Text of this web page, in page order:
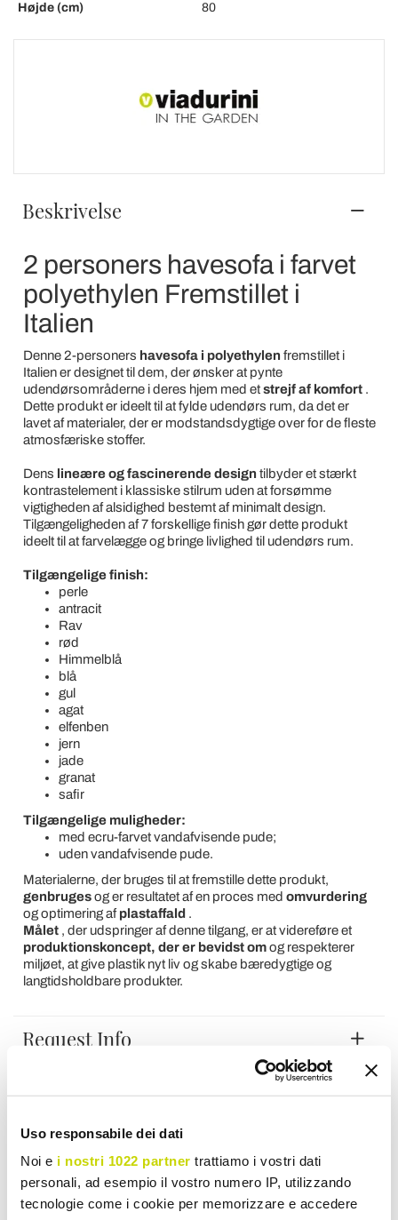
Uso responsabile dei dati
Noi e i nostri 1022 partner trattiamo i vostri dati
personali, ad esempio il vostro numero IP, utilizzando
tecnologie come i cookie per memorizzare e accedere
Højde (cm)
80
Beskrivelse
2 personers havesofa i farvet
polyethylen Fremstillet i
Italien
Denne 2-personers havesofa i polyethylen fremstillet i
Italien er designet til dem, der ønsker at pynte
udendørsområderne i deres hjem med etstrejf af komfort.
Dette produkt er ideelt til at fylde udendørs rum, da det er
lavet af materialer, der er modstandsdygtige over for de fleste
atmosfæriske stoffer.
Dens lineære og fascinerende design tilbyder et stærkt
kontrastelement i klassiske stilrum uden at forsømme
vigtigheden af alsidighed bestemt af minimalt design.
Tilgængeligheden af 7 forskellige finish gør dette produkt
ideelt til at farvelægge og bringe livlighed til udendørs rum.
Tilgængelige finish:
perle
antracit
Rav
rød
Himmelblå
blå
gul
agat
elfenben
jern
jade
granat
safir
Tilgængelige muligheder:
med ecru-farvet vandafvisende pude;
uden vandafvisende pude.
Materialerne, der bruges til at fremstille dette produkt,
genbrugesog er resultatet af en proces med omvurdering
og optimering afplastaffald .
Målet, der udspringer af denne tilgang, er at videreføre et
produktionskoncept, der er bevidst omog respekterer
miljøet, at give plastik nyt liv og skabe bæredygtige og
langtidsholdbare produkter.
Request Info
Du skal være logget ind for at skrive din mening.